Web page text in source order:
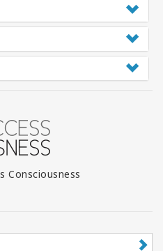
Consciousness